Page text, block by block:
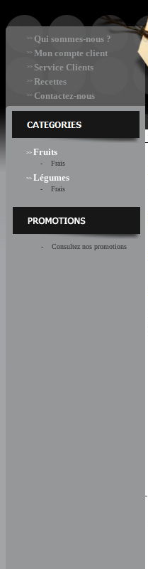
>> Qui sommes-nous ?
>> Mon compte client
>> Service Clients
>> Recettes
>> Contactez-nous
>> Fruits
- Frais
>> Légumes
- Frais
- Consultez nos promotions